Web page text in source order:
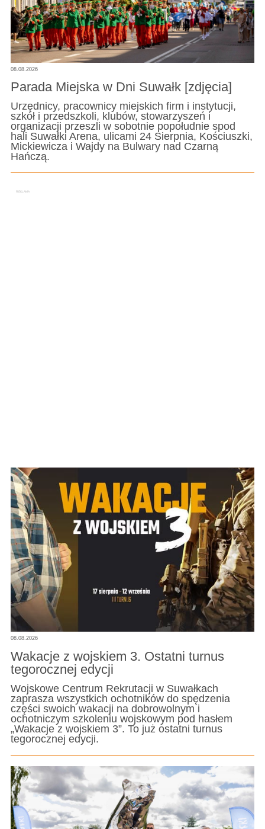
08.08.2026
Parada Miejska w Dni Suwałk [zdjęcia]
Urzędnicy, pracownicy miejskich firm i instytucji,
szkół i przedszkoli, klubów, stowarzyszeń i
organizacji przeszli w sobotnie popołudnie spod
hali Suwałki Arena, ulicami 24 Sierpnia, Kościuszki,
Mickiewicza i Wajdy na Bulwary nad Czarną
Hańczą.
08.08.2026
Wakacje z wojskiem 3. Ostatni turnus
tegorocznej edycji
Wojskowe Centrum Rekrutacji w Suwałkach
zaprasza wszystkich ochotników do spędzenia
części swoich wakacji na dobrowolnym i
ochotniczym szkoleniu wojskowym pod hasłem
„Wakacje z wojskiem 3”. To już ostatni turnus
tegorocznej edycji.